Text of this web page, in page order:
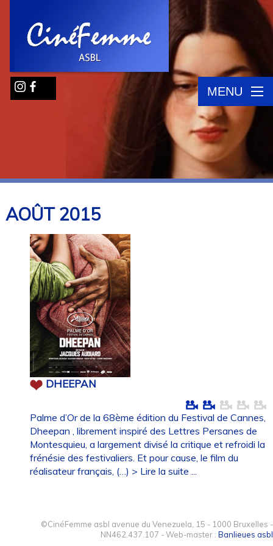
MENU
AOÛT2015
DHEEPAN
Palme d’Or de la 68ème édition du Festival de Cannes,
Dheepan , librement inspiré des Lettres Persanes de
Montesquieu, a largement divisé la critique et refroidi la
frénésie des festivaliers. Et pour cause, le film du
réalisateur français, (…) > Lire la suite ...
©CinéFemme asbl avenue du Venezuela, 15 - 1000 Bruxelles -
NN462.437.107 - Web-master : Banlieues asbl